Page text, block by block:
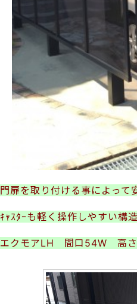
門扉を取り付ける事によって
ｷｬｽﾀｰも軽く操作しやすい構
エクモアLH 間口54W 高